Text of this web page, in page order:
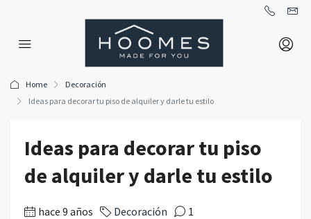
Home
Decoración
Ideas para decorar tu piso de alquiler y darle tu estilo
Ideas para decorar tu piso
de alquiler y darle tu estilo
hace 9 años Decoración 1